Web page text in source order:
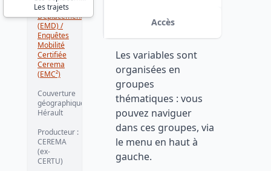
Les trajets
Ménages
Déplacements
(EMD) /
Enquêtes
Mobilité
Certifiée
Cerema
(EMC²)
Couverture
géographique :
Hérault
Producteur :
CEREMA
(ex-
CERTU)
Accès
Les variables sont
organisées en
groupes
thématiques : vous
pouvez naviguer
dans ces groupes, via
le menu en haut à
gauche.